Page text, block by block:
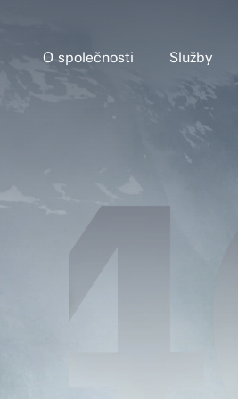
O společnosti Služby